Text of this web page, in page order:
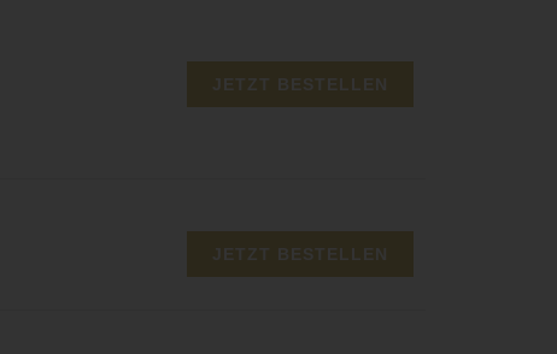
JETZT BESTELLEN
JETZT BESTELLEN